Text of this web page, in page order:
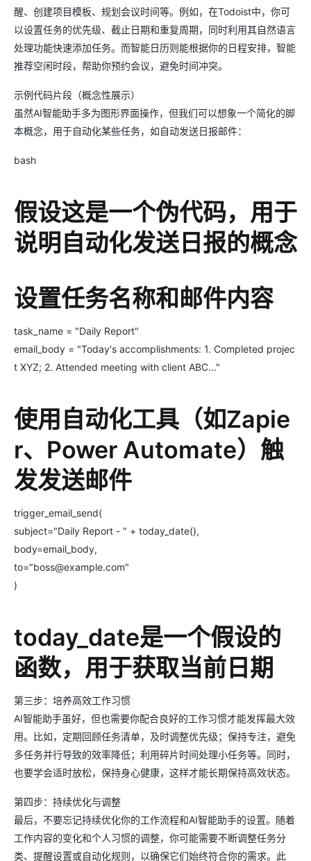
醒、创建项目模板、规划会议时间等。例如，在Todoist中，你可
以设置任务的优先级、截止日期和重复周期，同时利用其自然语言
处理功能快速添加任务。而智能日历则能根据你的日程安排，智能
推荐空闲时段，帮助你预约会议，避免时间冲突。
示例代码片段（概念性展示）
虽然AI智能助手多为图形界面操作，但我们可以想象一个简化的脚
本概念，用于自动化某些任务，如自动发送日报邮件：
bash
假设这是一个伪代码，用于
说明自动化发送日报的概念
设置任务名称和邮件内容
task_name = "Daily Report"
email_body = "Today's accomplishments: 1. Completed projec
t XYZ; 2. Attended meeting with client ABC..."
使用自动化工具（如Zapie
r、Power Automate）触
发发送邮件
trigger_email_send(
subject="Daily Report - " + today_date(),
body=email_body,
to="boss@example.com"
)
today_date是一个假设的
函数，用于获取当前日期
第三步：培养高效工作习惯
AI智能助手虽好，但也需要你配合良好的工作习惯才能发挥最大效
用。比如，定期回顾任务清单，及时调整优先级；保持专注，避免
多任务并行导致的效率降低；利用碎片时间处理小任务等。同时，
也要学会适时放松，保持身心健康，这样才能长期保持高效状态。
第四步：持续优化与调整
最后，不要忘记持续优化你的工作流程和AI智能助手的设置。随着
工作内容的变化和个人习惯的调整，你可能需要不断调整任务分
类、提醒设置或自动化规则，以确保它们始终符合你的需求。此